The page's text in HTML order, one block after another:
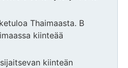
Thaimaasta. B
kiinteää
kiinteän